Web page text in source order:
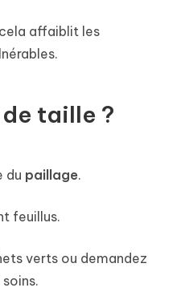
affaiblit les
taille ?
du paillage.
feuillus.
verts ou demandez